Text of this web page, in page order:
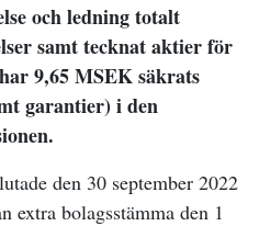
och ledning totalt
samt tecknat aktier för
9,65 MSEK säkrats
garantier) i den
den 30 september 2022
extra bolagsstämma den 1